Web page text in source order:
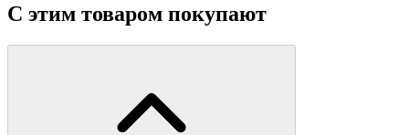
С этим товаром покупают